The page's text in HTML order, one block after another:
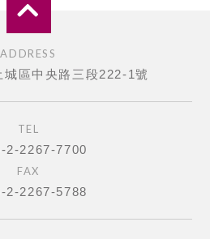
ADDRESS
區中央路三段222-1號
TEL
2-2267-7700
FAX
2-2267-5788